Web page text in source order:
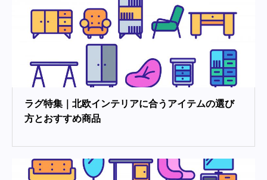
ラグ特集｜北欧インテリアに合うアイテムの選び
方とおすすめ商品